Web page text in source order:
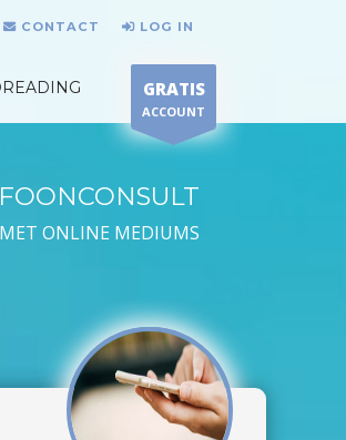
CONTACT LOG IN
GRATIS
ACCOUNT
ONLINE MEDIUMS